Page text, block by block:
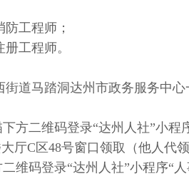
防工程师 ；
册工程师。
道马踏洞达州市政务服务中
方二维码登录“达州人社”小
厅C区48号窗口领取（他人代
维码登录“达州人社”小程序“